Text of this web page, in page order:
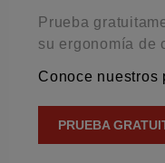
Prueba
su ergonomía de
Conoce nuestros
PRUEBA